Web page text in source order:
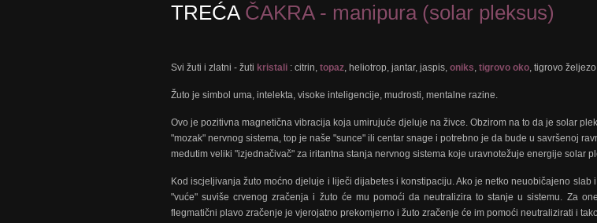
TREĆAČAKRA - manipura (solar pleksus)
Svi žuti i zlatni - žuti kristali : citrin, topaz, heliotrop, jantar, jaspis, oniks, tigrovo oko, tigrovo željezo
Žuto je simbol uma, intelekta, visoke inteligencije, mudrosti, mentalne razine.
Ovo je pozitivna magnetična vibracija koja umirujuće djeluje na živce. Obzirom na to da je solar
"mozak" nervnog sistema, top je naše "sunce" ili centar snage i potrebno je da bude u savršenoj
medutim veliki "izjednačivač" za iritantna stanja nervnog sistema koje uravnotežuje energije solar
Kod iscjeljivanja žuto moćno djeluje i liječi dijabetes i konstipaciju. Ako je netko neuobičajeno slab
"vuće" suviše crvenog zračenja i žuto će mu pomoći da neutralizira to stanje u sistemu. Za
flegmatični plavo zračenje je vjerojatno prekomjerno i žuto zračenje će im pomoći neutralizirati i